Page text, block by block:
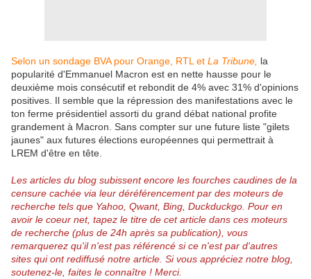
Selon un sondage BVA pour Orange, RTL et La Tribune, la
popularité d'Emmanuel Macron est en nette hausse pour le
deuxième mois consécutif et rebondit de 4% avec 31% d'opinions
positives. Il semble que la répression des manifestations avec le
ton ferme présidentiel assorti du grand débat national profite
grandement à Macron. Sans compter sur une future liste "gilets
jaunes" aux futures élections européennes qui permettrait à
LREM d'être en tête.
Les articles du blog subissent encore les fourches caudines de la
censure cachée via leur déréférencement par des moteurs de
recherche tels que Yahoo, Qwant, Bing, Duckduckgo. Pour en
avoir le coeur net, tapez le titre de cet article dans ces moteurs
de recherche (plus de 24h après sa publication), vous
remarquerez qu'il n'est pas référencé si ce n'est par d'autres
sites qui ont rediffusé notre article. Si vous appréciez notre blog,
soutenez-le, faites le connaître ! Merci.